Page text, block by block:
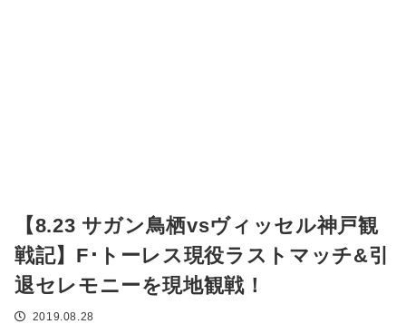
【8.23 サガン鳥栖vsヴィッセル神戸観
戦記】F･トーレス現役ラストマッチ&引
退セレモニーを現地観戦！
2019.08.28